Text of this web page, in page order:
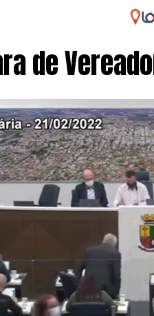
de